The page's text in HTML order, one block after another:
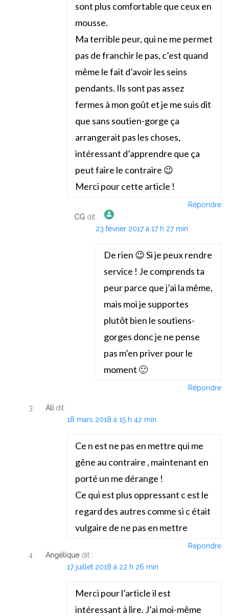
sont plus comfortable que ceux en
mousse.
Ma terrible peur, qui ne me permet
pas de franchir le pas, c’est quand
même le fait d’avoir les seins
pendants. Ils sont pas assez
fermes à mon goût et je me suis dit
que sans soutien-gorge ça
arrangerait pas les choses,
intéressant d’apprendre que ça
peut faire le contraire 😉
Merci pour cette article !
Répondre
CG dit :
The Real Person Badge!
23 février 2017 à 17 h 27 min
De rien 😉 Si je peux rendre
service ! Je comprends ta
peur parce que j’ai la même,
mais moi je supportes
plutôt bien le soutiens-
gorges donc je ne pense
pas m’en priver pour le
moment 🙂
Répondre
Ali dit :
18 mars 2018 à 15 h 42 min
Ce n est ne pas en mettre qui me
gêne au contraire , maintenant en
porté un me dérange !
Ce qui est plus oppressant c est le
regard des autres comme si c était
vulgaire de ne pas en mettre
Répondre
Angélique dit :
17 juillet 2018 à 22 h 26 min
Merci pour l’article il est
intéressant à lire. J’ai moi-même